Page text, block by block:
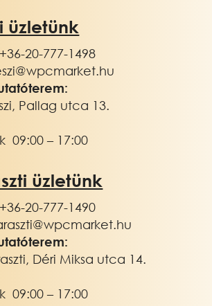
üzletünk
+36-20-777-1498
Pallag utca 13.
09:00 – 17:00
üzletünk
+36-20-777-1490
Déri Miksa utca 14.
09:00 – 17:00